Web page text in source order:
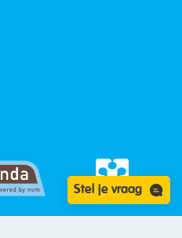
Stel je vraag